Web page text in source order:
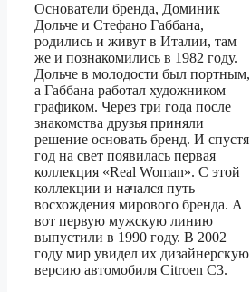
Основатели бренда, Доминик
Дольче и Стефано Габбана,
родились и живут в Италии, там
же и познакомились в 1982 году.
Дольче в молодости был портным,
а Габбана работал художником –
графиком. Через три года после
знакомства друзья приняли
решение основать бренд. И спустя
год на свет появилась первая
коллекция «Real Woman». С этой
коллекции и начался путь
восхождения мирового бренда. А
вот первую мужскую линию
выпустили в 1990 году. В 2002
году мир увидел их дизайнерскую
версию автомобиля Citroen C3.